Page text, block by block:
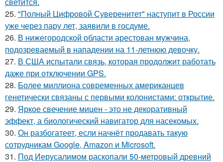
25. "Полный Цифровой Суверенитет" наступит в России
уже через пару лет, заявили в госдуме.
26. В нижегородской области арестован мужчина,
подозреваемый в нападении на 11-летнюю девочку.
27. В США испытали связь, которая продолжит работать
даже при отключении GPS.
28. Более миллиона современных американцев
генетически связаны с первыми колонистами: открытие.
29. Яркое свечение мицен - это не декоративный
эффект, а биологический навигатор для насекомых.
30. Он разбогатеет, если начнёт продавать такую
сотрудникам Google, Amazon и Microsoft.
31. Под Иерусалимом раскопали 50-метровый древний